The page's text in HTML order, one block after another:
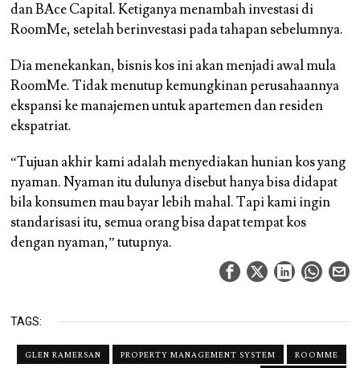
dan BAce Capital. Ketiganya menambah investasi di
RoomMe, setelah berinvestasi pada tahapan sebelumnya.
Dia menekankan, bisnis kos ini akan menjadi awal mula
RoomMe. Tidak menutup kemungkinan perusahaannya
ekspansi ke manajemen untuk apartemen dan residen
ekspatriat.
“Tujuan akhir kami adalah menyediakan hunian kos yang
nyaman. Nyaman itu dulunya disebut hanya bisa didapat
bila konsumen mau bayar lebih mahal. Tapi kami ingin
standarisasi itu, semua orang bisa dapat tempat kos
dengan nyaman,” tutupnya.
TAGS:
GLEN RAMERSAN PROPERTY MANAGEMENT SYSTEM
ROOMME